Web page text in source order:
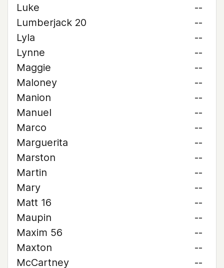
Luke
--
Lumberjack 20
--
Lyla
--
Lynne
--
Maggie
--
Maloney
--
Manion
--
Manuel
--
Marco
--
Marguerita
--
Marston
--
Martin
--
Mary
--
Matt 16
--
Maupin
--
Maxim 56
--
Maxton
--
McCartney
--